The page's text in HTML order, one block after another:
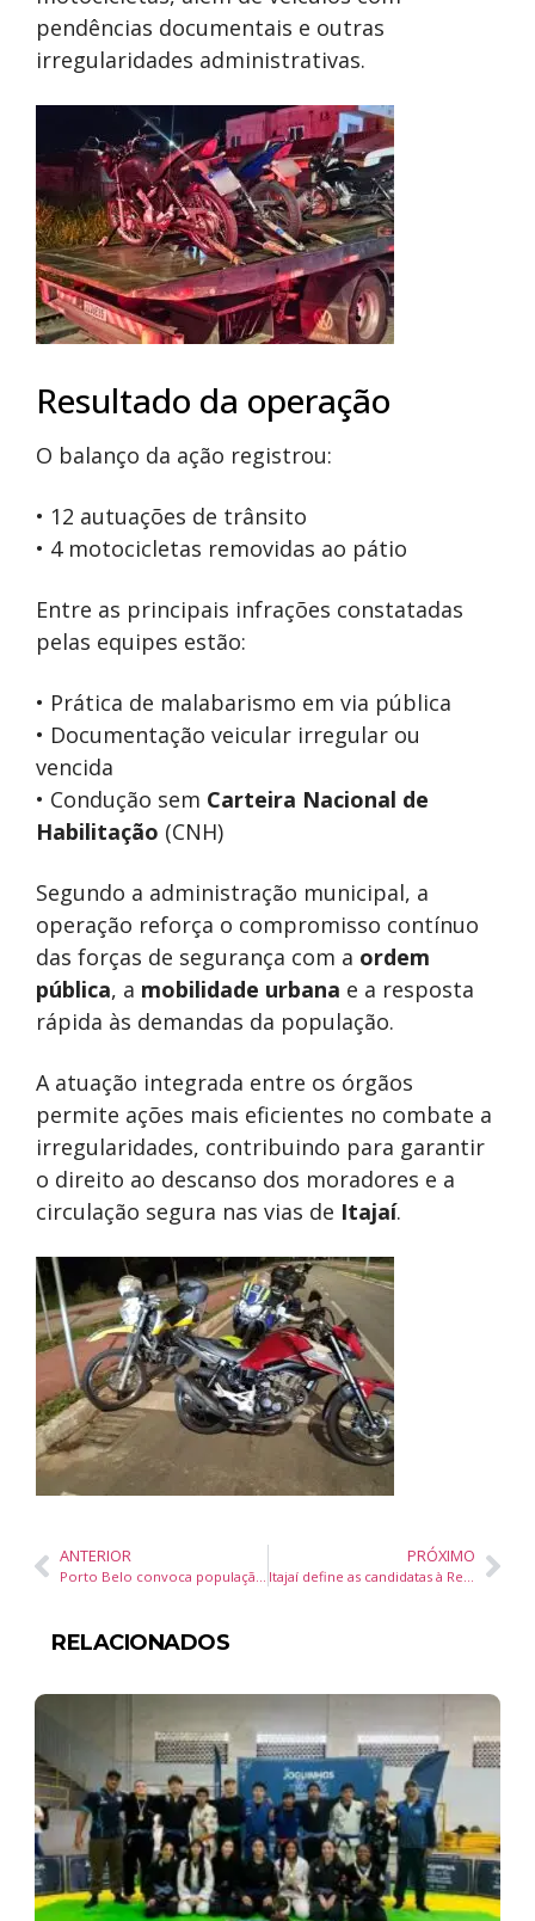
pendências documentais e outras
irregularidades administrativas.
Resultado da operação
O balanço da ação registrou:
• 12 autuações de trânsito
• 4 motocicletas removidas ao pátio
Entre as principais infrações constatadas
pelas equipes estão:
• Prática de malabarismo em via pública
• Documentação veicular irregular ou
vencida
• Condução sem Carteira Nacional de
Habilitação (CNH)
Segundo a administração municipal, a
operação reforça o compromisso contínuo
das forças de segurança com a ordem
pública, a mobilidade urbana e a resposta
rápida às demandas da população.
A atuação integrada entre os órgãos
permite ações mais eficientes no combate a
irregularidades, contribuindo para garantir
o direito ao descanso dos moradores e a
circulação segura nas vias de Itajaí.
ANTERIOR
Porto Belo convoca população para Audiência Pública de avaliação das metas fiscais do primeiro quadrimestre de 2026
PRÓXIMO
Itajaí define as candidatas à Realeza da Marejada 2026 e inicia contagem regressiva para a maior festa portuguesa e do pescado do Brasil
RELACIONADOS